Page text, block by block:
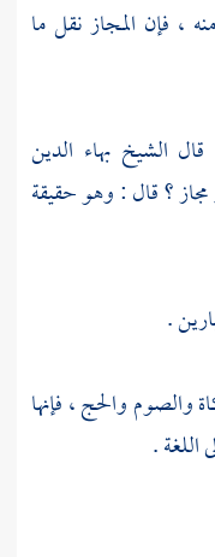
، فإن المجاز نقل ما
الشيخ بهاء الدين
؟ قال : وهو حقيقة
.
والصوم والحج ، فإنها
اللغة .